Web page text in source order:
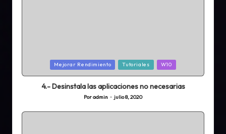
Publicada
en
Mejorar Rendimiento Tutoriales W10
4.- Desinstala las aplicaciones no necesarias
Publicado
Poradmin julio 8, 2020